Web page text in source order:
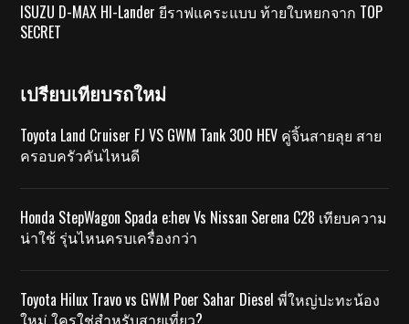
ISUZU D-MAX HI-Lander ยีราฟแคระแบบ ท้ายใบหยกจาก TOP
SECRET
เปรียบเทียบรถใหม่
Toyota Land Cruiser FJ VS GWM Tank 300 HEV คู่จิ้นสายลุย สาย
ครอบครัวคันไหนดี
Honda StepWagon Spada e:hev Vs Nissan Serena C28 เทียบความ
น่าใช้ รุ่นไหนครบเครื่องกว่า
Toyota Hilux Travo vs GWM Poer Sahar Diesel พี่ใหญ่ปะทะน้อง
ใหม่ ใครใช่สำหรับสายเที่ยว?